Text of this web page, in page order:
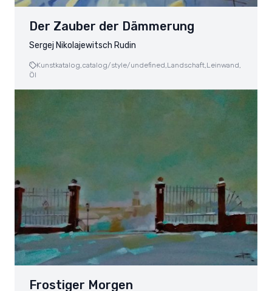
Der Zauber der Dämmerung
Sergej Nikolajewitsch Rudin
Kunstkatalog,catalog/style/undefined,Landschaft,Leinwand,
Öl
Frostiger Morgen